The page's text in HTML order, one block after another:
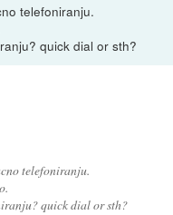
telefoniranju.
quick dial or sth?
telefoniranju.
quick dial or sth?